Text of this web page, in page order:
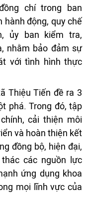
chí trong ban
hành động, quy chế
ủy ban kiểm tra,
nhằm bảo đảm sự
với tình hình thực
Thiệu Tiến đề ra 3
phá. Trong đó, tập
cải thiện môi
và hoàn thiện kết
đồng bộ, hiện đại,
các nguồn lực
ứng dụng khoa
mọi lĩnh vực của